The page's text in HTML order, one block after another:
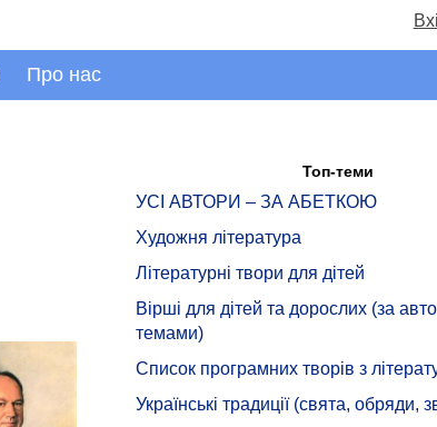
Про нас
Топ-теми
УСІ АВТОРИ – ЗА АБЕТКОЮ
Художня література
Літературні твори для дітей
Вірші для дітей та дорослих (за
темами)
Список програмних творів з
Українські традиції (свята, обряди,